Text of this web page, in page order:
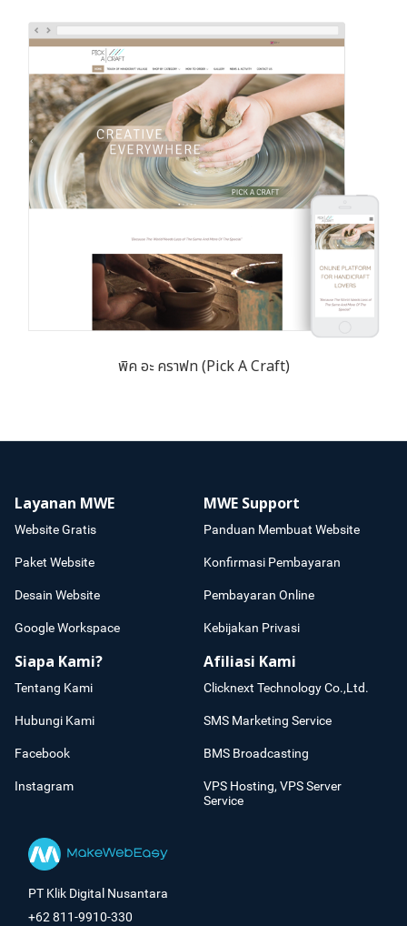
พิค อะ คราฟท (Pick A Craft)
Layanan MWE
Website Gratis
Paket Website
Desain Website
Google Workspace
MWE Support
Panduan Membuat Website
Konfirmasi Pembayaran
Pembayaran Online
Kebijakan Privasi
Siapa Kami?
Tentang Kami
Hubungi Kami
Facebook
Instagram
Afiliasi Kami
Clicknext Technology Co.,Ltd.
SMS Marketing Service
BMS Broadcasting
VPS Hosting, VPS Server
Service
PT Klik Digital Nusantara
+62 811-9910-330